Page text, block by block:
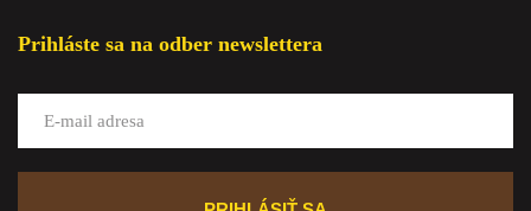
Prihláste sa na odber newslettera